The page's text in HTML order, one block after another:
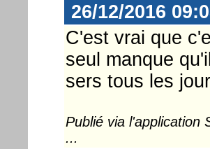
26/12/2016
C'est vrai que
seul manque
sers tous les
Publié via l'application
...